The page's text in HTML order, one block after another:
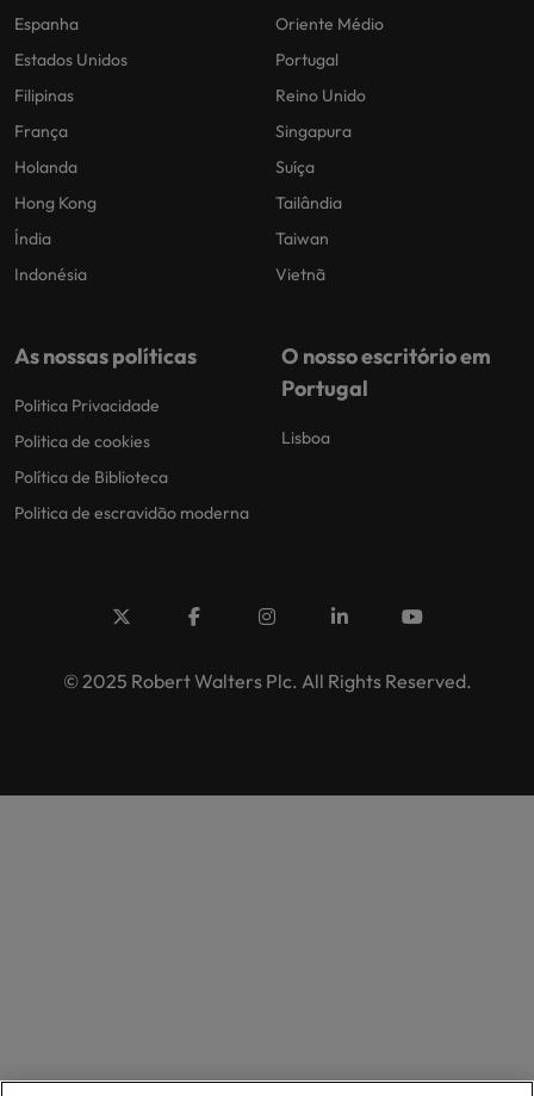
Espanha
Estados Unidos
Filipinas
França
Holanda
Hong Kong
Índia
Indonésia
Oriente Médio
Portugal
Reino Unido
Singapura
Suíça
Tailândia
Taiwan
Vietnã
As nossas políticas
Politica Privacidade
Politica de cookies
Política de Biblioteca
Politica de escravidão moderna
O nosso escritório em
Portugal
Lisboa
© 2025 Robert Walters Plc. All Rights Reserved.